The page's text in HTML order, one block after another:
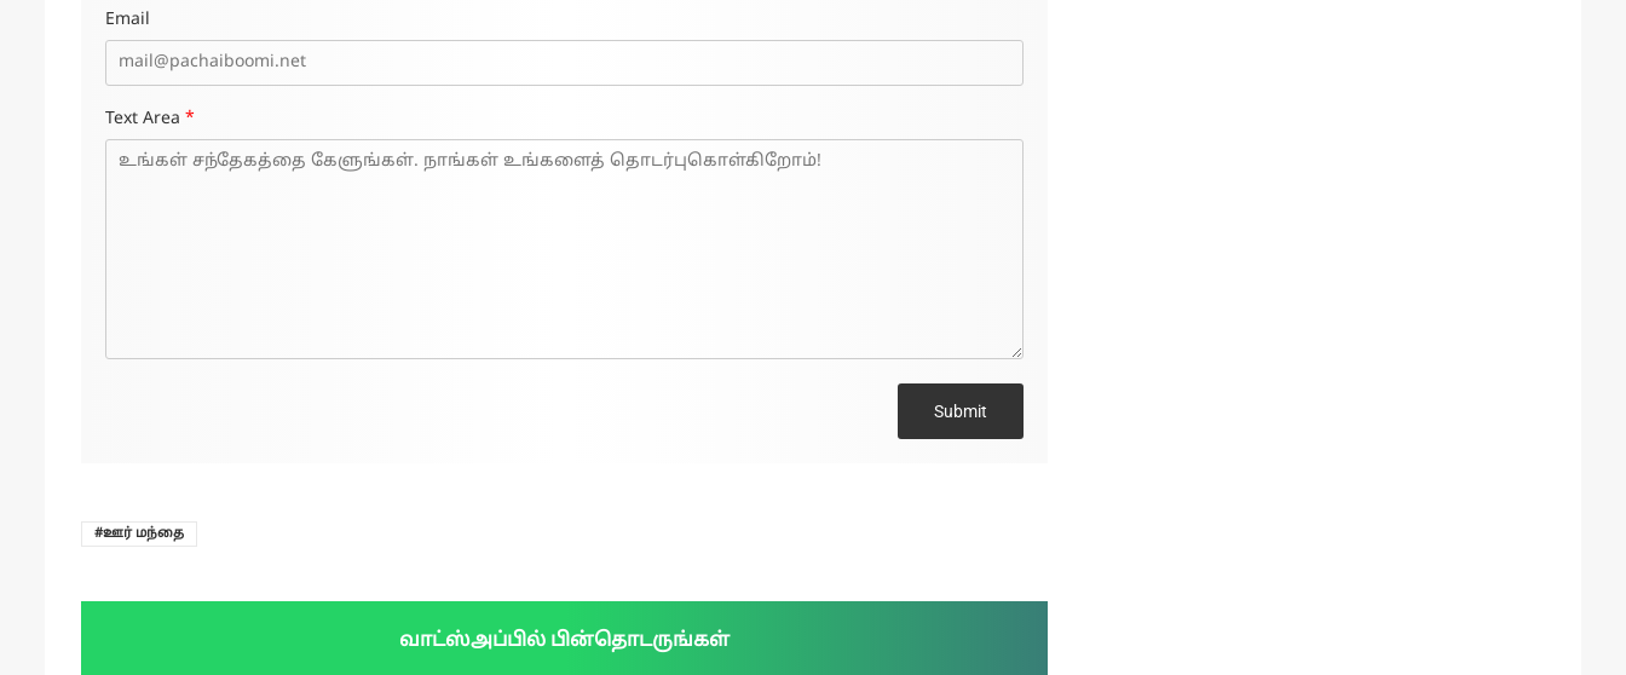
Email
Text Area *
Submit
ஊர் மந்தை
வாட்ஸ்அப்பில் பின்தொடருங்கள்